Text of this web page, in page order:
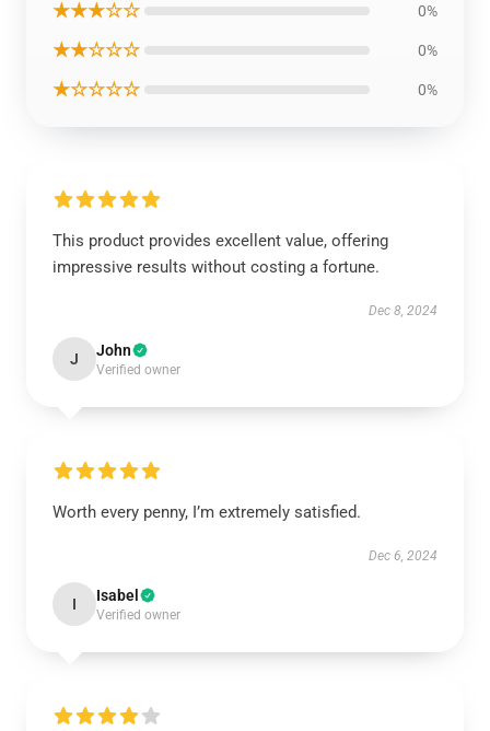
★★★☆☆ 0%
★★☆☆☆ 0%
★☆☆☆☆ 0%
This product provides excellent value, offering
impressive results without costing a fortune.
Dec 8, 2024
J John
Verified owner
Worth every penny, I’m extremely satisfied.
Dec 6, 2024
I Isabel
Verified owner